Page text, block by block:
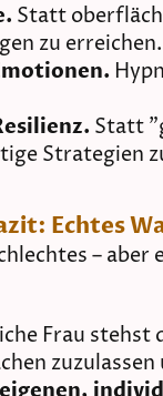
Statt
zu erreichen.
Statt
Strategien
Echtes
–
Frau